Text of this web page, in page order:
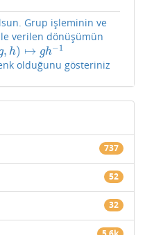
Grup işleminin ve
verilen dönüşümün
, h) ↦ gh−1
− 1
olduğunu gösteriniz
737
52
32